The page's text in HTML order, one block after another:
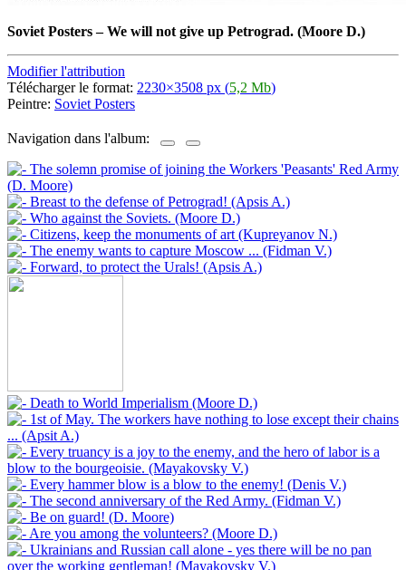
Soviet Posters–We will not give up Petrograd. (Moore D.)
Modifier l'attribution
Télécharger le format: 2230×3508 px (5,2 Mb)
Peintre: Soviet Posters
Navigation dans l'album: